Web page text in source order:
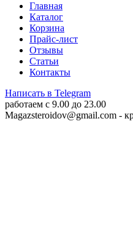
Главная
Каталог
Корзина
Прайс-лист
Отзывы
Статьи
Контакты
Написать в Telegram
работаем c 9.00 до 23.00
Magazsteroidov@gmail.com -